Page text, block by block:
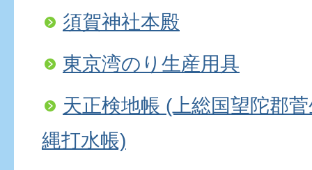
須賀神社本殿
東京湾のり生産用具
天正検地帳 (上総国望陀郡
縄打水帳)